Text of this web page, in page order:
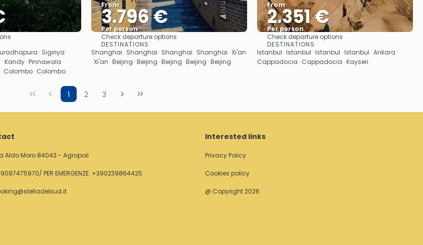
· Sigiriya ·
Kandy · Pinnawala ·
· Colombo · Colombo
From
3.796 €
Per person
See
Check departure options
DESTINATIONS
Shanghai · Shanghai · Shanghai · Shanghai · Xi'an
· Xi'an · Beijing · Beijing · Beijing · Beijing · Beijing
From
2.351 €
Per person
See
Check departure options
DESTINATIONS
Istanbul · Istanbul · Istanbul · Istanbul · Ankara ·
Cappadocia · Cappadocia · Kayseri
1 2 3
Aldo Moro 84043 - Agropoli
PER EMERGENZE: +390239864425
Interested links
Privacy Policy
Cookies policy
@ Copyright 2026